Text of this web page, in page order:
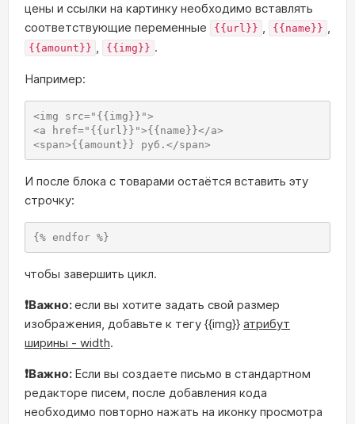
цены и ссылки на картинку необходимо вставлять
соответствующие переменные
{{url}} , {{name}} ,
{{amount}} , {{img}} .
Например:
<img src="{{img}}">
<a href="{{url}}">{{name}}</a>
<span>{{amount}} руб.</span>
И после блока с товарами остаётся вставить эту
строчку:
{% endfor %}
чтобы завершить цикл.
❗Важно:если вы хотите задать свой размер
изображения, добавьте к тегу {{img}} атрибут
ширины - width.
❗Важно: Если вы создаете письмо в стандартном
редакторе писем, после добавления кода
необходимо повторно нажать на иконку просмотра